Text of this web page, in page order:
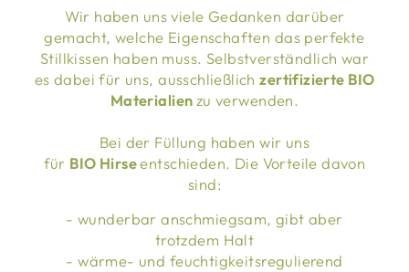
Wir haben uns viele Gedanken darüber
gemacht, welche Eigenschaften das perfekte
Stillkissen haben muss. Selbstverständlich war
es dabei für uns, ausschließlichzertifizierte BIO
Materialienzu verwenden.
Bei der Füllung haben wir uns
für BIO Hirseentschieden. Die Vorteile davon
sind:
- wunderbar anschmiegsam, gibt aber
trotzdem Halt
- wärme- und feuchtigkeitsregulierend